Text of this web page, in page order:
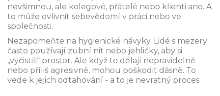
nevšimnou, ale kolegové, přátelé nebo klienti ano. A
to může ovlivnit sebevědomí v práci nebo ve
společnosti.
Nezapomeňte na hygienické návyky. Lidé s mezery
často používají zubní nit nebo jehličky, aby si
„vyčistili“ prostor. Ale když to dělají nepravidelně
nebo příliš agresivně, mohou poškodit dásně. To
vede k jejich odtahování - a to je nevratný proces.